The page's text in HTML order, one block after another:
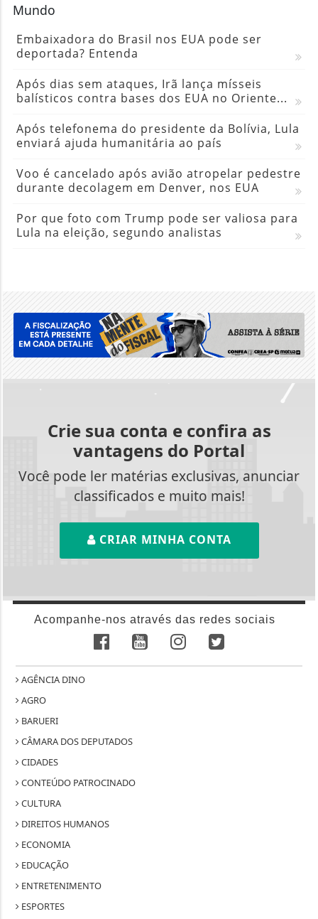
Mundo
Embaixadora do Brasil nos EUA pode ser
deportada? Entenda
Após dias sem ataques, Irã lança mísseis
balísticos contra bases dos EUA no Oriente...
Após telefonema do presidente da Bolívia, Lula
enviará ajuda humanitária ao país
Voo é cancelado após avião atropelar pedestre
durante decolagem em Denver, nos EUA
Por que foto com Trump pode ser valiosa para
Lula na eleição, segundo analistas
Crie sua conta e confira as
vantagens do Portal
Você pode ler matérias exclusivas, anunciar
classificados e muito mais!
CRIAR MINHA CONTA
Acompanhe-nos através das redes sociais
AGÊNCIA DINO
AGRO
BARUERI
CÂMARA DOS DEPUTADOS
CIDADES
CONTEÚDO PATROCINADO
CULTURA
DIREITOS HUMANOS
ECONOMIA
EDUCAÇÃO
ENTRETENIMENTO
ESPORTES